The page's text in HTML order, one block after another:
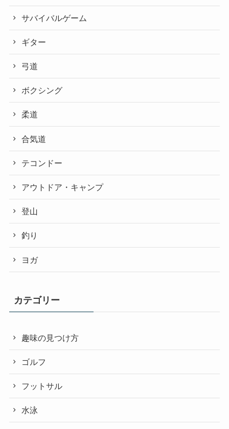
サバイバルゲーム
ギター
弓道
ボクシング
柔道
合気道
テコンドー
アウトドア・キャンプ
登山
釣り
ヨガ
カテゴリー
趣味の見つけ方
ゴルフ
フットサル
水泳